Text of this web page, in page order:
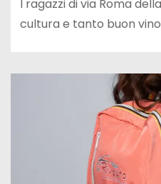
I ragazzi di via Roma
cultura e tanto buon